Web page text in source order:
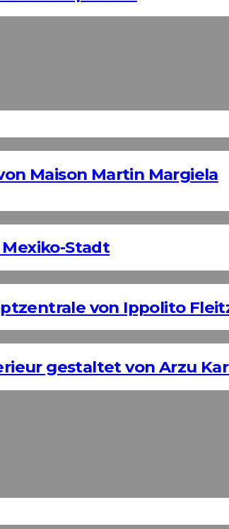
Maison Martin Margiela
Stadt
von Ippolito
gestaltet von Arzu